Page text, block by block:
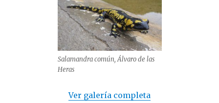
Salamandra común, Álvaro de las
Heras
Ver galería completa